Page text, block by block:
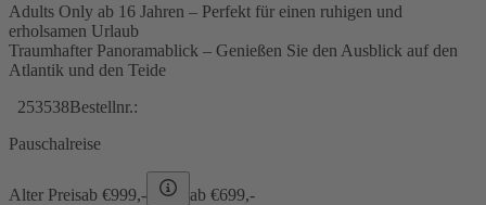
Adults Only ab 16 Jahren – Perfekt für einen ruhigen und
erholsamen Urlaub
Traumhafter Panoramablick – Genießen Sie den Ausblick auf den
Atlantik und den Teide
253538Bestellnr.:
Pauschalreise
Alter Preisab €999,- ab €699,-